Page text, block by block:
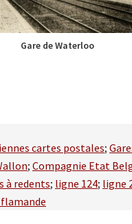
Gare de Waterloo
cartes postales;
; Compagnie Etat
à redents; ligne 124; ligne